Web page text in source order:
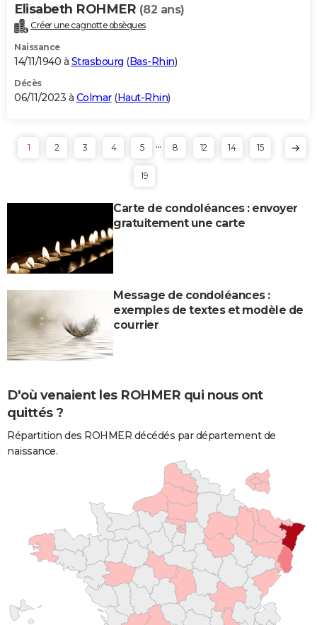
Elisabeth ROHMER (82 ans)
Créer une cagnotte obsèques
Naissance
14/11/1940 à Strasbourg (Bas-Rhin)
Décès
06/11/2023 à Colmar(Haut-Rhin)
1 2 3 4 5 ... 8 12 14 15
19
Carte de condoléances : envoyer
gratuitement une carte
Message de condoléances :
exemples de textes et modèle de
courrier
D'où venaient les ROHMER qui nous ont
quittés ?
Répartition des ROHMER décédés par département de
naissance.